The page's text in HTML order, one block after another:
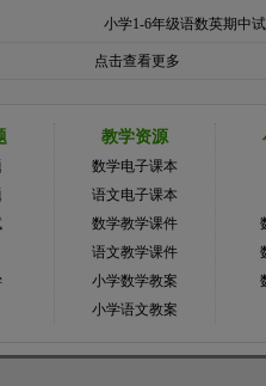
小学1-6年级语数英期中
点击查看更多
教学资源
数学电子课本
语文电子课本
数学教学课件
语文教学课件
小学数学教案
小学语文教案